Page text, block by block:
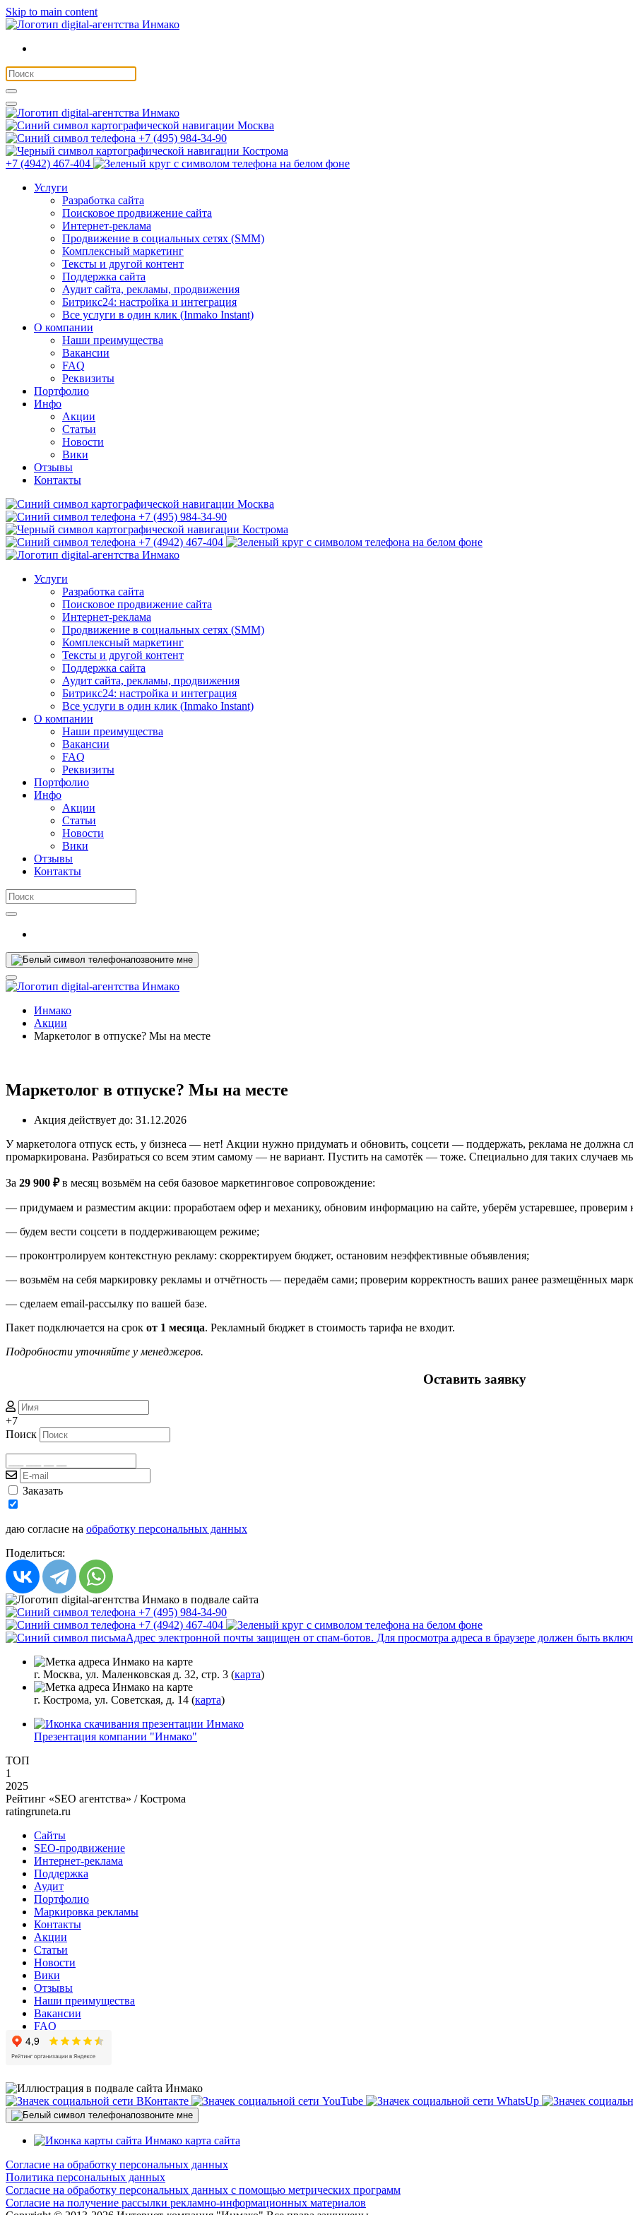
Skip to main content
Москва
+7 (495) 984-34-90
Кострома
+7 (4942) 467-404
Услуги
Разработка сайта
Поисковое продвижение сайта
Интернет-реклама
Продвижение в социальных сетях (SMM)
Комплексный маркетинг
Тексты и другой контент
Поддержка сайта
Аудит сайта, рекламы, продвижения
Битрикс24: настройка и интеграция
Все услуги в один клик (Inmako Instant)
О компании
Наши преимущества
Вакансии
FAQ
Реквизиты
Портфолио
Инфо
Акции
Статьи
Новости
Вики
Отзывы
Контакты
Москва
+7 (495) 984-34-90
Кострома
+7 (4942) 467-404
Услуги
Разработка сайта
Поисковое продвижение сайта
Интернет-реклама
Продвижение в социальных сетях (SMM)
Комплексный маркетинг
Тексты и другой контент
Поддержка сайта
Аудит сайта, рекламы, продвижения
Битрикс24: настройка и интеграция
Все услуги в один клик (Inmako Instant)
О компании
Наши преимущества
Вакансии
FAQ
Реквизиты
Портфолио
Инфо
Акции
Статьи
Новости
Вики
Отзывы
Контакты
позвоните мне
Инмако
Акции
Маркетолог в отпуске? Мы на месте
Маркетолог в отпуске? Мы на месте
Акция действует до: 31.12.2026
У маркетолога отпуск есть, у бизнеса — нет! Акции нужно придумать и обновить, соцсети — поддержать, реклама не должна
промаркирована. Разбираться со всем этим самому — не вариант. Пустить на самотёк — тоже. Специально для таких случаев
За 29 900 ₽в месяц возьмём на себя базовое маркетинговое сопровождение:
— придумаем и разместим акции: проработаем офер и механику, обновим информацию на сайте, уберём устаревшее, проверим
— будем вести соцсети в поддерживающем режиме;
— проконтролируем контекстную рекламу: скорректируем бюджет, остановим неэффективные объявления;
— возьмём на себя маркировку рекламы и отчётность — передаём сами; проверим корректность ваших ранее размещённых
— сделаем email-рассылку по вашей базе.
Пакет подключается на срок от 1 месяца. Рекламный бюджет в стоимость тарифа не входит.
Подробности уточняйте у менеджеров.
Оставить заявку
+7
Поиск
Заказать
даю согласие на обработку персональных данных
Поделиться:
+7 (495) 984-34-90
+7 (4942) 467-404
Адрес электронной почты защищен от спам-ботов. Для просмотра адреса в браузере должен быть
г. Москва, ул. Маленковская д. 32, стр. 3 (карта)
г. Кострома, ул. Советская, д. 14 (карта)
Презентация компании "Инмако"
ТОП
1
2025
Рейтинг «SEO агентства» / Кострома
ratingruneta.ru
Сайты
SEO-продвижение
Интернет-реклама
Поддержка
Аудит
Портфолио
Маркировка рекламы
Контакты
Акции
Статьи
Новости
Вики
Отзывы
Наши преимущества
Вакансии
FAQ
позвоните мне
карта сайта
Согласие на обработку персональных данных
Политика персональных данных
Согласие на обработку персональных данных с помощью метрических программ
Согласие на получение рассылки рекламно-информационных материалов